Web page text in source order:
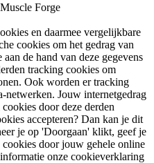
Forge
en daarmee vergelijkbare
cookies om het gedrag van
de hand van deze gegevens
tracking cookies om
Ook worden er tracking
netwerken. Jouw internetgedrag
door deze derden
accepteren? Dan kan je dit
je op 'Doorgaan' klikt, geef je
door jouw gehele online
onze cookieverklaring